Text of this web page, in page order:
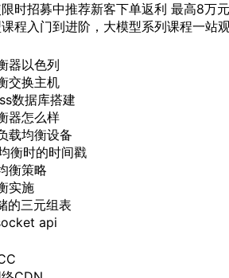
时招募中推荐新客下单返利 最高8万元
程入门到进阶，大模型系列课程一站
器以色列
交换主机
数据库搭建
器怎么样
载均衡设备
衡时的时间戳
衡策略
实施
的三元组表
api